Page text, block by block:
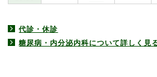
代診・休診
糖尿病・内分泌内科について詳しく見